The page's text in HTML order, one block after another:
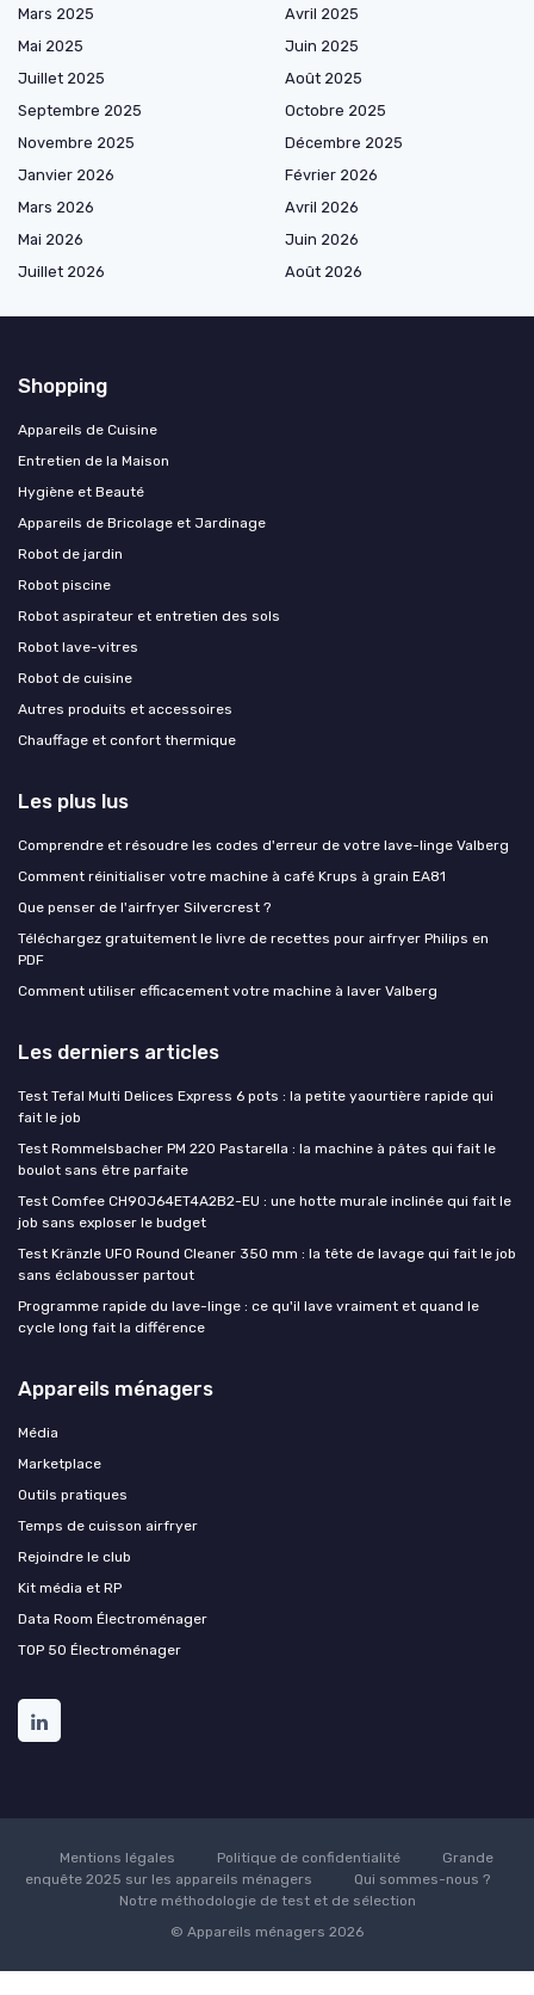
Mars 2025
Avril 2025
Mai 2025
Juin 2025
Juillet 2025
Août 2025
Septembre 2025
Octobre 2025
Novembre 2025
Décembre 2025
Janvier 2026
Février 2026
Mars 2026
Avril 2026
Mai 2026
Juin 2026
Juillet 2026
Août 2026
Shopping
Appareils de Cuisine
Entretien de la Maison
Hygiène et Beauté
Appareils de Bricolage et Jardinage
Robot de jardin
Robot piscine
Robot aspirateur et entretien des sols
Robot lave-vitres
Robot de cuisine
Autres produits et accessoires
Chauffage et confort thermique
Les plus lus
Comprendre et résoudre les codes d'erreur de votre lave-linge Valberg
Comment réinitialiser votre machine à café Krups à grain EA81
Que penser de l'airfryer Silvercrest ?
Téléchargez gratuitement le livre de recettes pour airfryer Philips en
PDF
Comment utiliser efficacement votre machine à laver Valberg
Les derniers articles
Test Tefal Multi Delices Express 6 pots : la petite yaourtière rapide qui
fait le job
Test Rommelsbacher PM 220 Pastarella : la machine à pâtes qui fait le
boulot sans être parfaite
Test Comfee CH90J64ET4A2B2-EU : une hotte murale inclinée qui fait le
job sans exploser le budget
Test Kränzle UFO Round Cleaner 350 mm : la tête de lavage qui fait le job
sans éclabousser partout
Programme rapide du lave-linge : ce qu'il lave vraiment et quand le
cycle long fait la différence
Appareils ménagers
Média
Marketplace
Outils pratiques
Temps de cuisson airfryer
Rejoindre le club
Kit média et RP
Data Room Électroménager
TOP 50 Électroménager
Mentions légales Politique de confidentialité
Grande
enquête 2025 sur les appareils ménagers
Qui sommes-nous ?
Notre méthodologie de test et de sélection
© Appareils ménagers 2026